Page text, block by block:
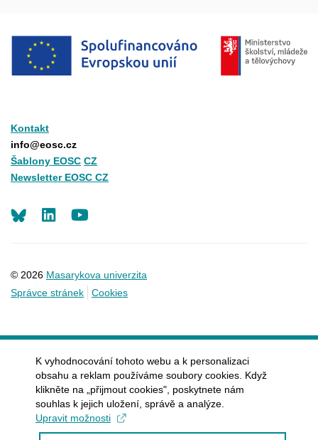
Kontakt
info@eosc.cz
Šablony EOSC CZ
Newsletter EOSC CZ
© 2026 Masarykova univerzita
Správce stránek
Cookies
LinkedIn
K vyhodnocování tohoto webu a k personalizaci
obsahu a reklam používáme soubory cookies. Když
klikněte na „přijmout cookies", poskytnete nám
souhlas k jejich uložení, správě a analýze.
Upravit možnosti